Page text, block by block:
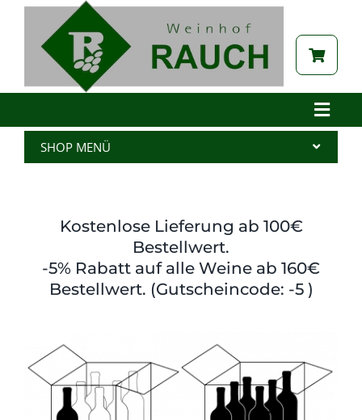
Zum
springen
Toggle
Brennerei
Tabak
Shop
SHOP MENÜ
Edelbrand
Kernöl
Tabak
Zubehör
Kostenlose Lieferung ab 100€
Bestellwert.
-5% Rabatt auf alle Weine ab 160€
Bestellwert. (Gutscheincode: -5 )